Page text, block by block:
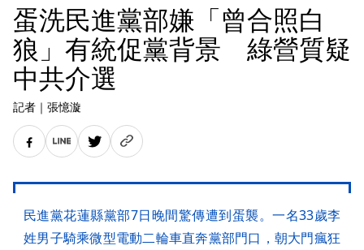
蛋洗民進黨部嫌「曾合照白
狼」有統促黨背景 綠營質疑
中共介選
記者 ｜ 張憶漩
民進黨花蓮縣黨部7日晚間驚傳遭到蛋襲。一名33歲李
姓男子騎乘微型電動二輪車直奔黨部門口，朝大門瘋狂